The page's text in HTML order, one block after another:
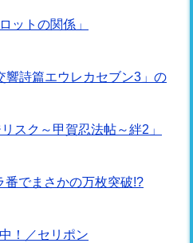
ットの関係」
響詩篇エウレカセブン3」の
スク～甲賀忍法帖～絆2」
でまさかの万枚突破!?
！／セリポン